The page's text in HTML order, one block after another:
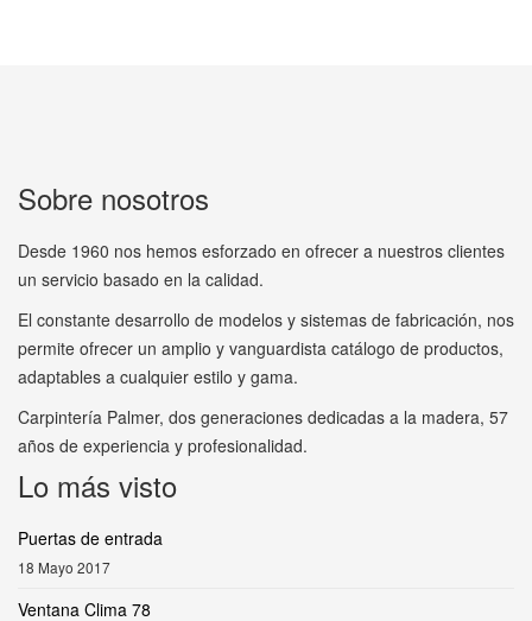
Sobre nosotros
Desde 1960 nos hemos esforzado en ofrecer a nuestros clientes
un servicio basado en la calidad.
El constante desarrollo de modelos y sistemas de fabricación, nos
permite ofrecer un amplio y vanguardista catálogo de productos,
adaptables a cualquier estilo y gama.
Carpintería Palmer, dos generaciones dedicadas a la madera, 57
años de experiencia y profesionalidad.
Lo más visto
Puertas de entrada
18 Mayo 2017
Ventana Clima 78